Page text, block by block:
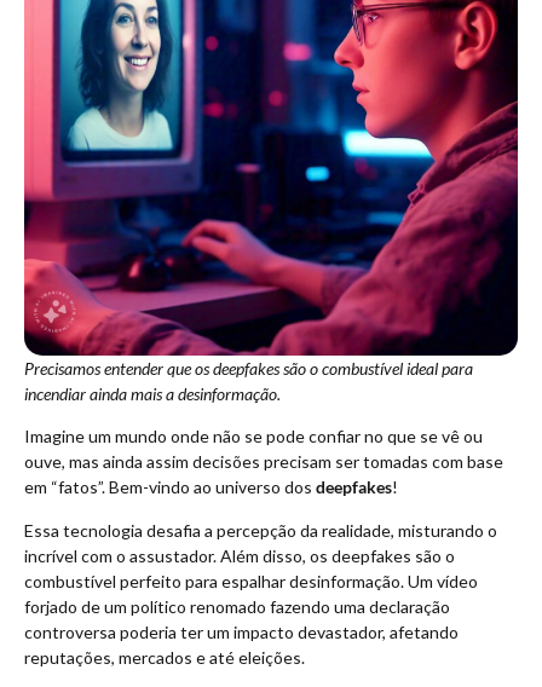
Precisamos entender que os deepfakes são o combustível ideal para
incendiar ainda mais a desinformação.
Imagine um mundo onde não se pode confiar no que se vê ou
ouve, mas ainda assim decisões precisam ser tomadas com base
em “fatos”. Bem-vindo ao universo dos deepfakes!
Essa tecnologia desafia a percepção da realidade, misturando o
incrível com o assustador. Além disso, os deepfakes são o
combustível perfeito para espalhar desinformação. Um vídeo
forjado de um político renomado fazendo uma declaração
controversa poderia ter um impacto devastador, afetando
reputações, mercados e até eleições.